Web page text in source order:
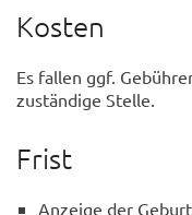
Kosten
Es fallen ggf.
zuständige Stelle.
Frist
Anzeige der